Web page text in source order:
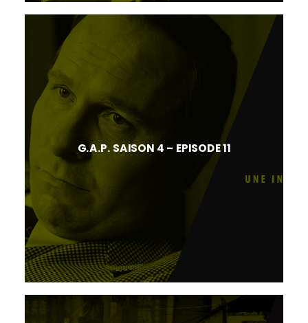
G.A.P. SAISON 4 – EPISODE 11